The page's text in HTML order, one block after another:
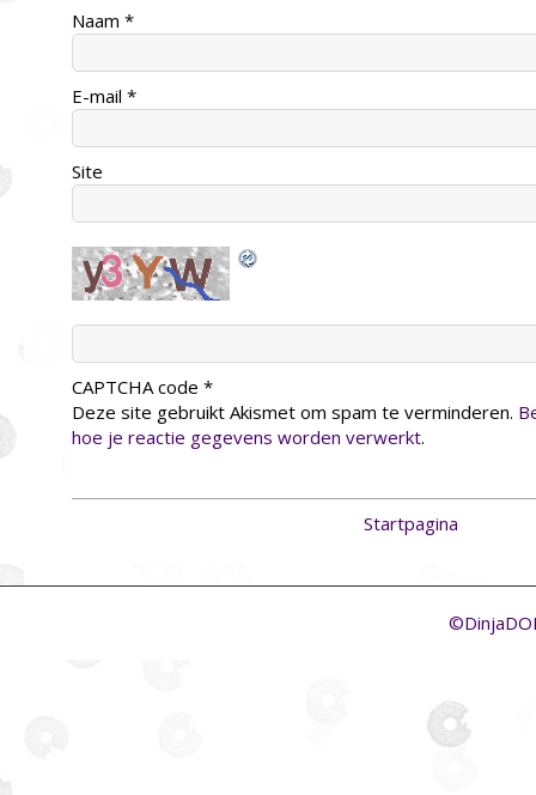
Naam *
E-mail *
Site
CAPTCHA code *
Deze site gebruikt Akismet om spam te verminderen.
hoe je reactie gegevens worden verwerkt.
Startpagina